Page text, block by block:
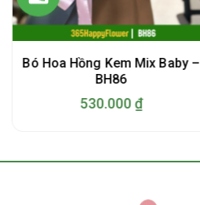
Bó Hoa Hồng Kem Mix Baby –
BH86
530.000 ₫